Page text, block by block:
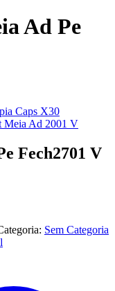
Ad Pe
Caps X30
Meia Ad 2001 V
Fech2701 V
Sem Categoria